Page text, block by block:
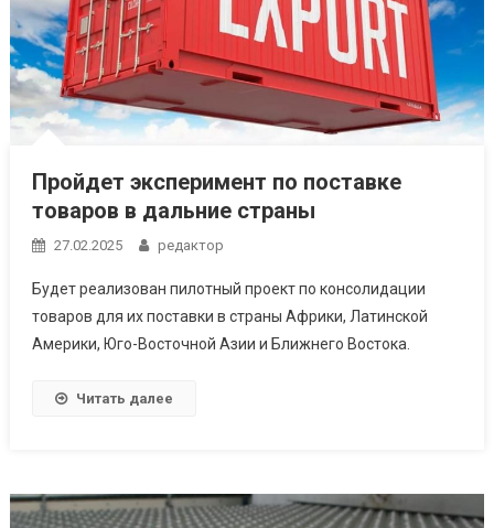
Пройдет эксперимент по поставке
товаров в дальние страны
27.02.2025 редактор
Будет реализован пилотный проект по консолидации
товаров для их поставки в страны Африки, Латинской
Америки, Юго-Восточной Азии и Ближнего Востока.
Читать далее